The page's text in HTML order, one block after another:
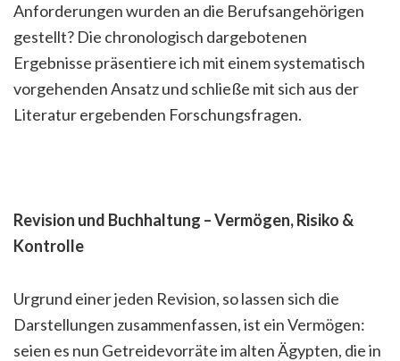
Anforderungen wurden an die Berufsangehörigen
gestellt? Die chronologisch dargebotenen
Ergebnisse präsentiere ich mit einem systematisch
vorgehenden Ansatz und schließe mit sich aus der
Literatur ergebenden Forschungsfragen.
Revision und Buchhaltung – Vermögen, Risiko &
Kontrolle
Urgrund einer jeden Revision, so lassen sich die
Darstellungen zusammenfassen, ist ein Vermögen:
seien es nun Getreidevorräte im alten Ägypten, die in